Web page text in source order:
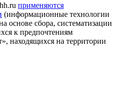
применяются
(информационные технологии
основе сбора, систематизации
к предпочтениям
находящихся на территории